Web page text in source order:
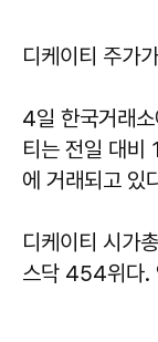
디케이티 주가
4일 한국거래
티는 전일 대
에 거래되고 있
디케이티 시가
스닥 454위다.